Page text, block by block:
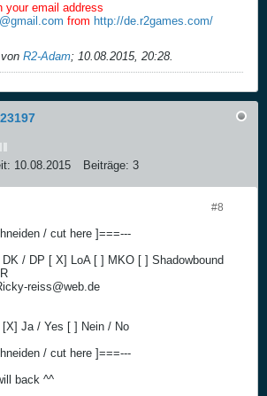
your email address
from http://de.r2games.com/
R2-Adam; 10.08.2015, 20:28.
10.08.2015 Beiträge: 3
#8
/ cut here ]===---
/ DP [ X] LoA [ ] MKO [ ] Shadowbound
reiss@web.de
[X] Ja / Yes [ ] Nein / No
/ cut here ]===---
back ^^